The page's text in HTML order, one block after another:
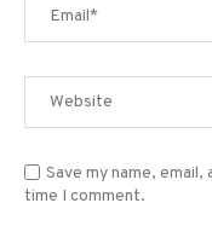
Save my name,
time I comment.